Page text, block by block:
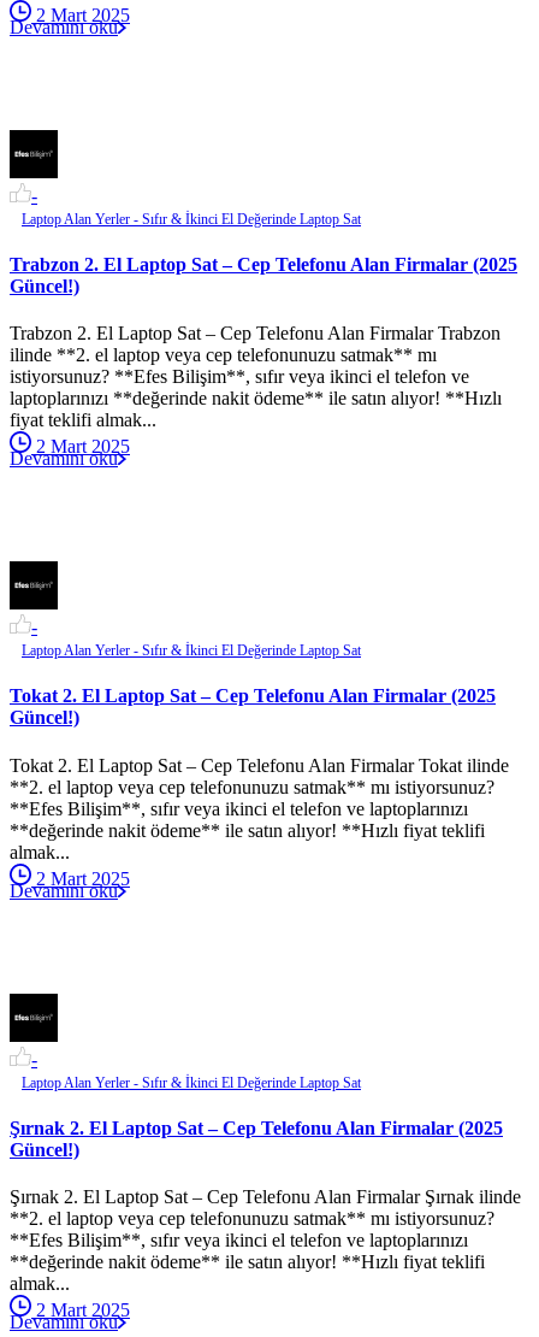
2 Mart 2025
Devamını oku
-
Laptop Alan Yerler - Sıfır & İkinci El Değerinde Laptop Sat
Trabzon 2. El Laptop Sat – Cep Telefonu Alan Firmalar (2025
Güncel!)
Trabzon 2. El Laptop Sat – Cep Telefonu Alan Firmalar Trabzon
ilinde **2. el laptop veya cep telefonunuzu satmak** mı
istiyorsunuz? **Efes Bilişim**, sıfır veya ikinci el telefon ve
laptoplarınızı **değerinde nakit ödeme** ile satın alıyor! **Hızlı
fiyat teklifi almak...
2 Mart 2025
Devamını oku
-
Laptop Alan Yerler - Sıfır & İkinci El Değerinde Laptop Sat
Tokat 2. El Laptop Sat – Cep Telefonu Alan Firmalar (2025
Güncel!)
Tokat 2. El Laptop Sat – Cep Telefonu Alan Firmalar Tokat ilinde
**2. el laptop veya cep telefonunuzu satmak** mı istiyorsunuz?
**Efes Bilişim**, sıfır veya ikinci el telefon ve laptoplarınızı
**değerinde nakit ödeme** ile satın alıyor! **Hızlı fiyat teklifi
almak...
2 Mart 2025
Devamını oku
-
Laptop Alan Yerler - Sıfır & İkinci El Değerinde Laptop Sat
Şırnak 2. El Laptop Sat – Cep Telefonu Alan Firmalar (2025
Güncel!)
Şırnak 2. El Laptop Sat – Cep Telefonu Alan Firmalar Şırnak ilinde
**2. el laptop veya cep telefonunuzu satmak** mı istiyorsunuz?
**Efes Bilişim**, sıfır veya ikinci el telefon ve laptoplarınızı
**değerinde nakit ödeme** ile satın alıyor! **Hızlı fiyat teklifi
almak...
2 Mart 2025
Devamını oku